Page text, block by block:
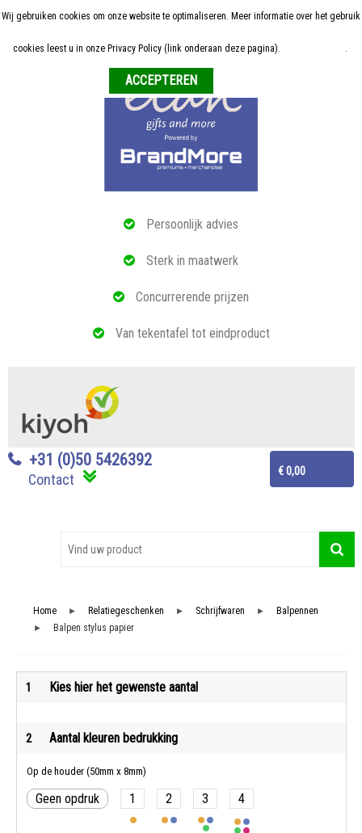
Persoonlijk advies
Sterk in maatwerk
Concurrerende prijzen
Van tekentafel tot eindproduct
€ 0,00
+31 (0)50 5426392
Contact
Home
ALLE RELATIEGESCHENKEN
Home ► Relatiegeschenken ► Schrijfwaren ► Balpennen
► Balpen stylus papier
1 Kies hier het gewenste aantal
2 Aantal kleuren bedrukking
Op de houder (50mm x 8mm)
Geen opdruk 1 2 3 4
Wij gebruiken cookies om onze website te optimaliseren. Meer informatie over het gebruik
cookies leest u in onze Privacy Policy (link onderaan deze pagina). .